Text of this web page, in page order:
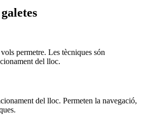
permetre. Les tècniques són
del lloc.
del lloc. Permeten la navegació,